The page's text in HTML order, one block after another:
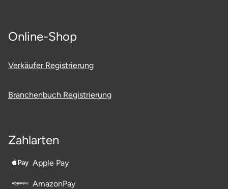
Online-Shop
Verkäufer Registrierung
Branchenbuch Registrierung
Zahlarten
Apple Pay
AmazonPay
Ostholstein
Ostprignitz-Ruppin
Oy-Mittelberg
Pforzheim